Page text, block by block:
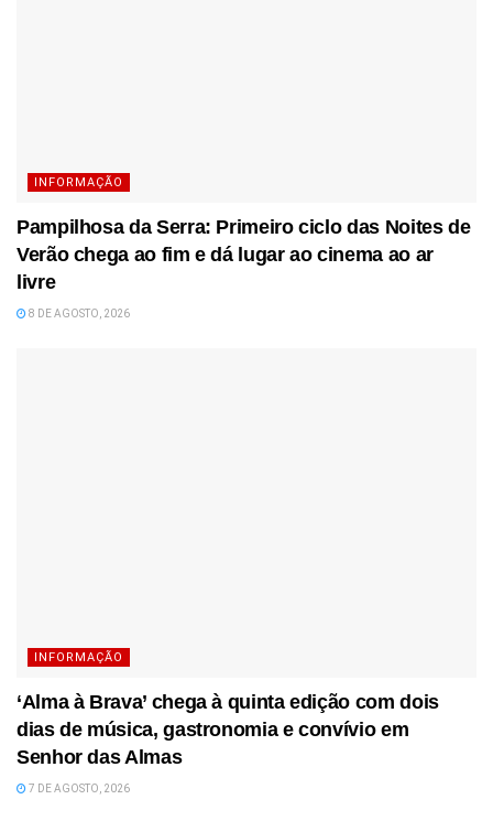
INFORMAÇÃO
Pampilhosa da Serra: Primeiro ciclo das Noites de
Verão chega ao fim e dá lugar ao cinema ao ar
livre
8 DE AGOSTO, 2026
INFORMAÇÃO
‘Alma à Brava’ chega à quinta edição com dois
dias de música, gastronomia e convívio em
Senhor das Almas
7 DE AGOSTO, 2026